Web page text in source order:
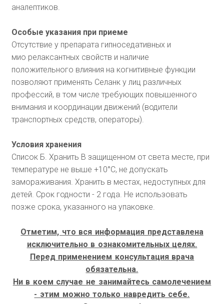
аналептиков.
Особые указания при приеме
Отсутствие у препарата гипноседативных и
мио релаксантных свойств и наличие
положительного влияния на когнитивные функции
позволяют применять Селанк у лиц различных
профессий, в том числе требующих повышенного
внимания и координации движений (водители
транспортных средств, операторы).
Условия хранения
Список Б. Хранить В защищенном от света месте, при
температуре не выше +10°С, не допускать
замораживания. Хранить в местах, недоступных для
детей. Срок годности - 2 года. Не использовать
позже срока, указанного на упаковке.
Отметим, что вся информация представлена
исключительно в ознакомительных целях.
Перед применением консультация врача
обязательна.
Ни в коем случае не занимайтесь самолечением
- этим можно только навредить себе.